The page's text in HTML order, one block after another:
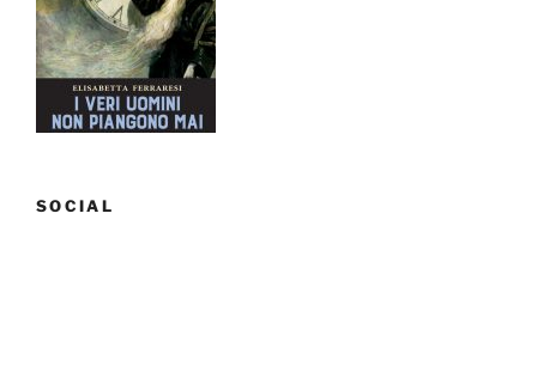
dagli
irlandesi”
SOCIAL